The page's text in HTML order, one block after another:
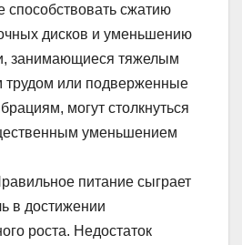
способствовать сжатию
дисков и уменьшению
занимающиеся тяжелым
трудом или подверженные
могут столкнуться
уменьшением
питание сыграет
в достижении
роста. Недостаток